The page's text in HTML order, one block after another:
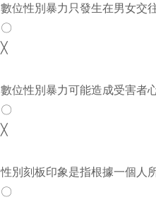
數位性別暴力只發生在男女交
〇
╳
數位性別暴力可能造成受害者
〇
╳
性別刻板印象是指根據一個人
〇